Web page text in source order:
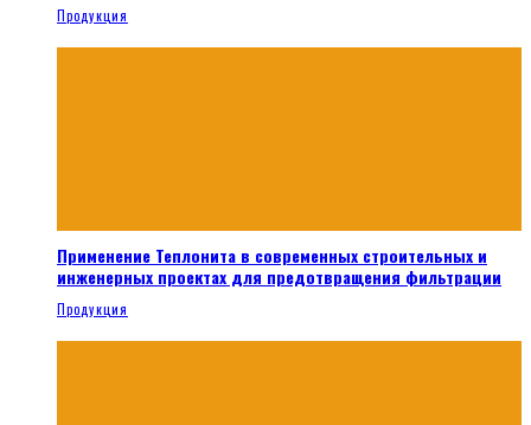
Продукция
Применение Теплонита в современных строительных и
инженерных проектах для предотвращения фильтрации
Продукция